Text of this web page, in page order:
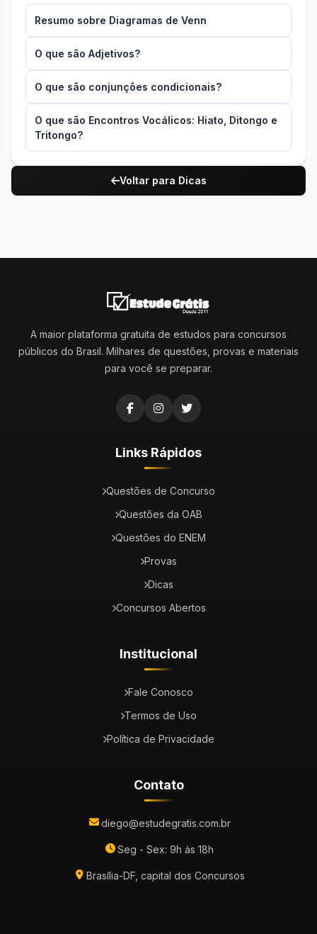
Resumo sobre Diagramas de Venn
O que são Adjetivos?
O que são conjunções condicionais?
O que são Encontros Vocálicos: Hiato, Ditongo e
Tritongo?
Voltar para Dicas
A maior plataforma gratuita de estudos para concursos
públicos do Brasil. Milhares de questões, provas e materiais
para você se preparar.
Links Rápidos
Questões de Concurso
Questões da OAB
Questões do ENEM
Provas
Dicas
Concursos Abertos
Institucional
Fale Conosco
Termos de Uso
Política de Privacidade
Contato
diego@estudegratis.com.br
Seg - Sex: 9h às 18h
Brasília-DF, capital dos Concursos